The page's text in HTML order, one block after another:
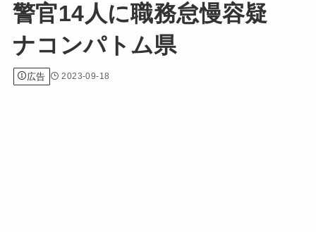
警官14人に職務怠慢容疑
ナコンパトム県
広告 2023-09-18